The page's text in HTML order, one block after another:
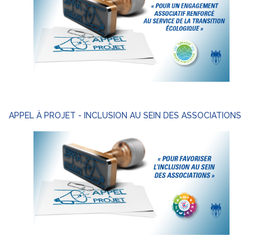
APPEL À PROJET - INCLUSION AU SEIN DES ASSOCIATIONS